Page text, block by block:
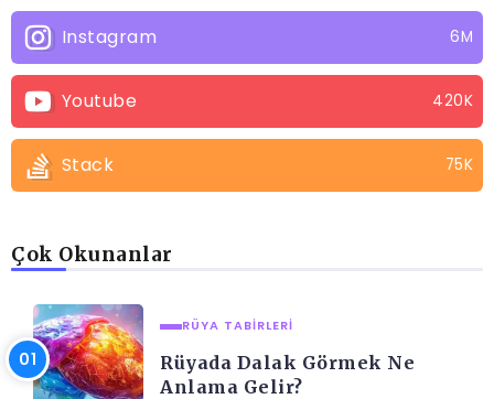
Instagram 6M
Youtube 420K
Stack 75K
Çok Okunanlar
RÜYA TABIRLERI
Rüyada Dalak Görmek Ne
Anlama Gelir?